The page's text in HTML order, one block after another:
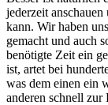
jederzeit
kann. Wir haben
gemacht und auch
benötigte Zeit ein
ist, artet bei
was dem einen ein
anderen schnell zur